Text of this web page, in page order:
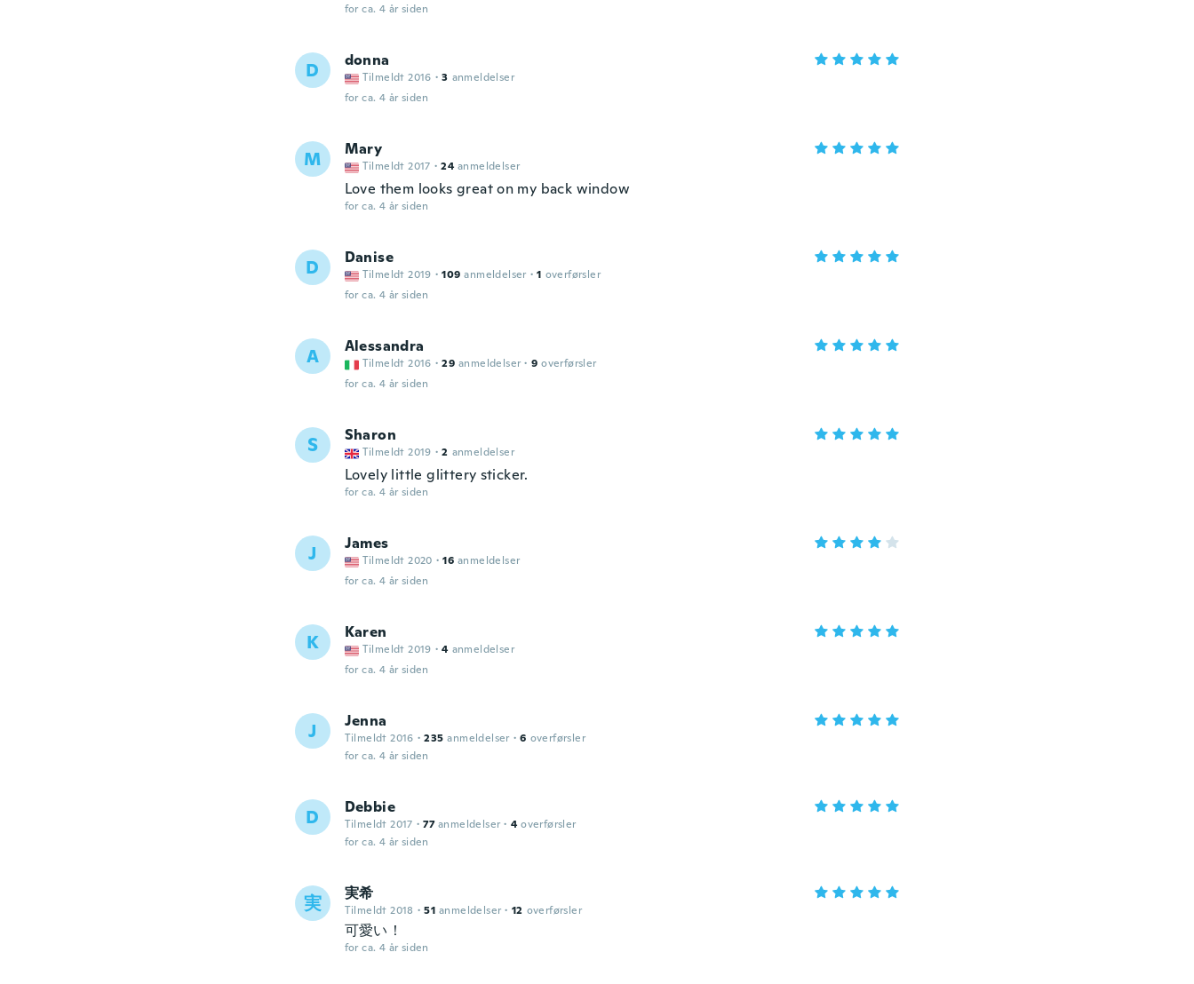
for ca. 4 år siden
D donna
Tilmeldt 2016 · 3 anmeldelser
for ca. 4 år siden
M Mary
Tilmeldt 2017 · 24 anmeldelser
Love them looks great on my back window
for ca. 4 år siden
D Danise
Tilmeldt 2019 · 109 anmeldelser · 1 overførsler
for ca. 4 år siden
A Alessandra
Tilmeldt 2016 · 29 anmeldelser · 9 overførsler
for ca. 4 år siden
S Sharon
Tilmeldt 2019 · 2 anmeldelser
Lovely little glittery sticker.
for ca. 4 år siden
J James
Tilmeldt 2020 · 16 anmeldelser
for ca. 4 år siden
K Karen
Tilmeldt 2019 · 4 anmeldelser
for ca. 4 år siden
J Jenna
Tilmeldt 2016 · 235 anmeldelser · 6 overførsler
for ca. 4 år siden
D Debbie
Tilmeldt 2017 · 77 anmeldelser · 4 overførsler
for ca. 4 år siden
実 実希
Tilmeldt 2018 · 51 anmeldelser · 12 overførsler
可愛い！
for ca. 4 år siden